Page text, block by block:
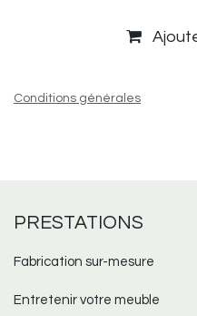
Conditions générales
PRESTATIONS
Fabrication sur-mesure​
Entretenir votre meuble